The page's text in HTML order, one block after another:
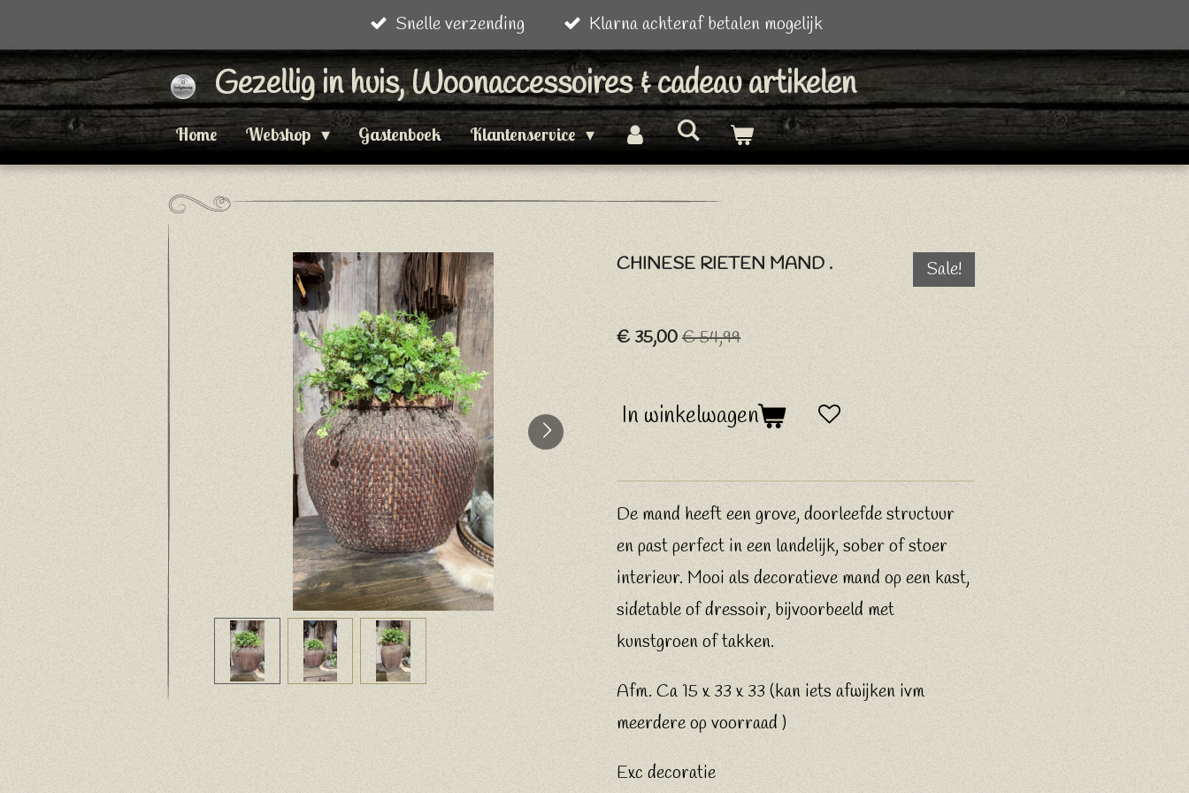
direct
naar
de
Snelle verzending Klarna achteraf betalen mogelijk
Gezellig in huis, Woonaccessoires & cadeau artikelen
Home Webshop Gastenboek Klantenservice
CHINESE RIETEN MAND . Sale!
€ 35,00€ 54,99
In winkelwagen
De mand heeft een grove, doorleefde structuur
en past perfect in een landelijk, sober of stoer
interieur. Mooi als decoratieve mand op een kast,
sidetable of dressoir, bijvoorbeeld met
kunstgroen of takken.
Afm. Ca 15 x 33 x 33 (kan iets afwijken ivm
meerdere op voorraad )
Exc decoratie